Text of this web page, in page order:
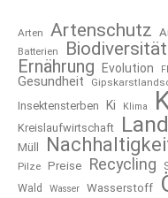
Arten Artenschutz
Batterien
Biodiversität
Ernährung
Evolution
Gesundheit
Insektensterben Ki Klima
Kreislaufwirtschaft
Müll
Pilze Preise Recycling
Wald
Wasser Wasserstoff